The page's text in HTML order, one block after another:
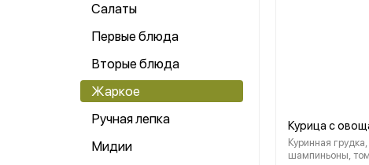
Салаты
Первые блюда
Вторые блюда
Жаркое
Ручная лепка
Мидии
Курица с
Куринная
шампиньоны,